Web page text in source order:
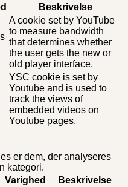
Beskrivelse
A cookie set by YouTube
to measure bandwidth
that determines whether
the user gets the new or
old player interface.
YSC cookie is set by
Youtube and is used to
track the views of
embedded videos on
Youtube pages.
er dem, der analyseres
kategori.
Varighed Beskrivelse